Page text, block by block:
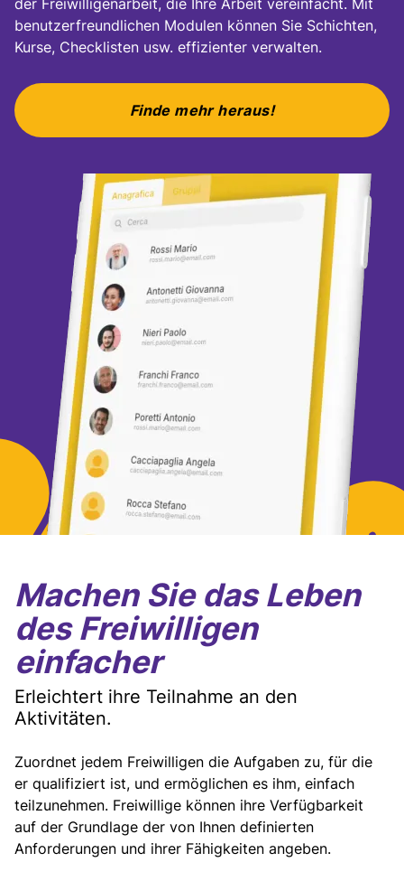
der Freiwilligenarbeit, die Ihre Arbeit vereinfacht. Mit
benutzerfreundlichen Modulen können Sie Schichten,
Kurse, Checklisten usw. effizienter verwalten.
Finde mehr heraus!
Machen Sie das Leben
des Freiwilligen
einfacher
Erleichtert ihre Teilnahme an den
Aktivitäten.
Zuordnet jedem Freiwilligen die Aufgaben zu, für die
er qualifiziert ist, und ermöglichen es ihm, einfach
teilzunehmen. Freiwillige können ihre Verfügbarkeit
auf der Grundlage der von Ihnen definierten
Anforderungen und ihrer Fähigkeiten angeben.